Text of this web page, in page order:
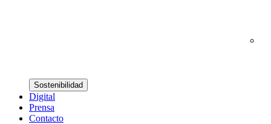
Sostenibilidad
Digital
Prensa
Contacto